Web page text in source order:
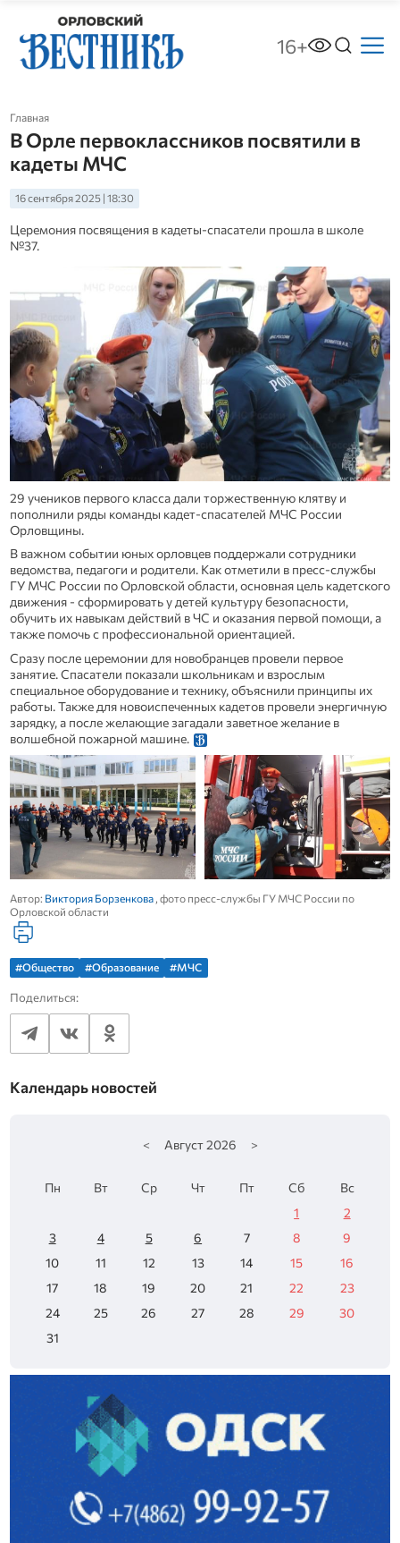
16+
Главная
В Орле первоклассников посвятили в
кадеты МЧС
16 сентября 2025 | 18:30
Церемония посвящения в кадеты-спасатели прошла в школе
№37.
29 учеников первого класса дали торжественную клятву и
пополнили ряды команды кадет-спасателей МЧС России
Орловщины.
В важном событии юных орловцев поддержали сотрудники
ведомства, педагоги и родители. Как отметили в пресс-службы
ГУ МЧС России по Орловской области, основная цель кадетского
движения - сформировать у детей культуру безопасности,
обучить их навыкам действий в ЧС и оказания первой помощи, а
также помочь с профессиональной ориентацией.
Сразу после церемонии для новобранцев провели первое
занятие. Спасатели показали школьникам и взрослым
специальное оборудование и технику, объяснили принципы их
работы. Также для новоиспеченных кадетов провели энергичную
зарядку, а после желающие загадали заветное желание в
волшебной пожарной машине.
Автор: Виктория Борзенкова, фото пресс-службы ГУ МЧС России по
Орловской области
#Общество #Образование #МЧС
Поделиться:
Календарь новостей
< Август 2026 >
Пн Вт Ср Чт Пт Сб
Вс
1
2
3
4 5 6 7 8
9
10
11 12 13 14 15
16
17
18 19 20 21 22
23
24
25 26 27 28 29
30
31